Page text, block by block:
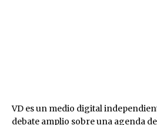
VD es un medio digital
debate amplio sobre una agenda